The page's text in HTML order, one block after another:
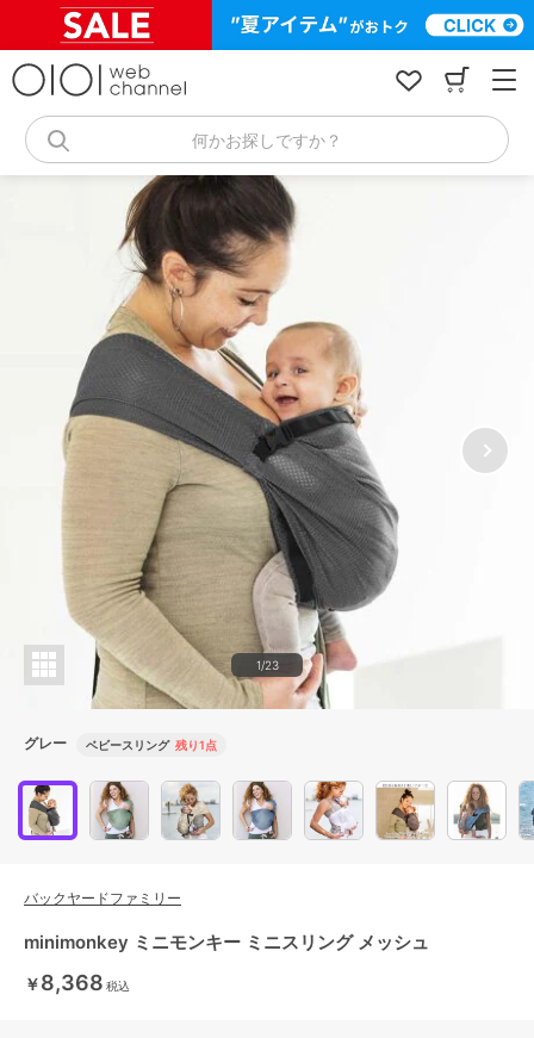
キ
何かお探しですか？
1/23
グレー ベビースリング 残り1点
バックヤードファミリー
minimonkey ミニモンキー ミニスリング メッシュ
￥8,368 税込